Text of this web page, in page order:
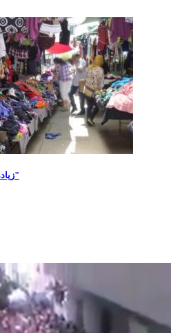
زيادة مرتقبة بأكثر من 20% في "الفريب"